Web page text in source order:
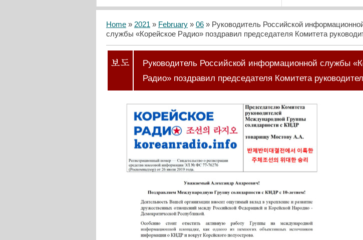
Home » 2021 » February » 06 » Руководитель Российской
службы «Корейское Радио» поздравил председателя Комитета
Руководитель Российской информационной службы
Радио» поздравил председателя Комитета